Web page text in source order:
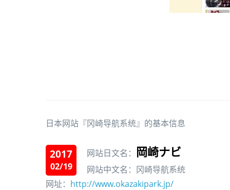
日本网站『冈崎导航系统』的基本信息
2017
02/19
网站日文名： 岡崎ナビ
网站中文名：冈崎导航系统
网址： http://www.okazakipark.jp/